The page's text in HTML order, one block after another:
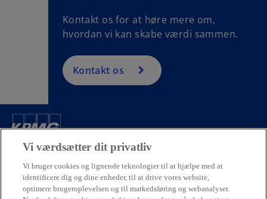
Kontakt os for at høre mere om,
hvordan vi kan skabe værdi sammen.
Kontakt os
Kontakt
Virksomhed
Vi værdsætter dit privatliv
Vi bruger cookies og lignende teknologier til at hjælpe med at
identificere dig og dine enheder, til at drive vores website,
optimere brugeroplevelsen og til markedsføring og webanalyser.